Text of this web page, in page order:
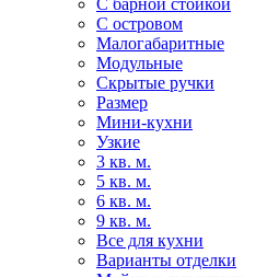
С барной стойкой
С островом
Малогабаритные
Модульные
Скрытые ручки
Размер
Мини-кухни
Узкие
3 кв. м.
5 кв. м.
6 кв. м.
9 кв. м.
Все для кухни
Варианты отделки